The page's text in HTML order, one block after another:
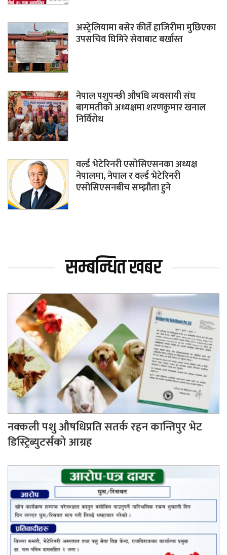
अस्ट्रेलियामा बसेर कीर्ते हाजिरीमा मुछिएका
उपसचिव घिमिरे सेवाबाट बर्खास्त
नेपाल पशुपन्छी औषधि व्यवसायी संघ
बागमतीको अध्यक्षमा शरणकुमार खनाल
निर्विरोध
वर्ल्ड भेटेरिनरी एसोसिएसनका अध्यक्ष
नेपालमा, नेपाल र वर्ल्ड भेटेरिनरी
एसोसिएसनबीच सम्झौता हुने
सम्बन्धित खबर
नक्कली पशु औषधिप्रति सतर्क रहन कान्तिपुर भेट
डिस्ट्रिब्युटर्सको आग्रह